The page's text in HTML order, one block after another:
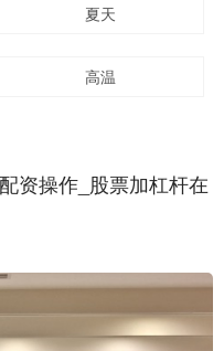
夏天
高温
资操作_股票加杠杆在